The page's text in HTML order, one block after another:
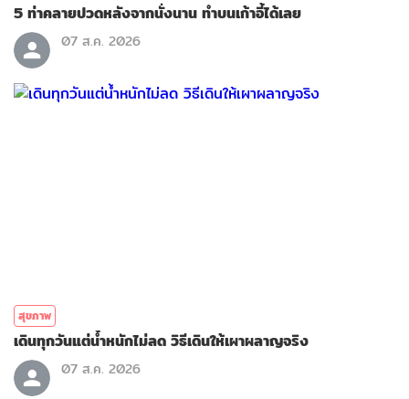
5 ท่าคลายปวดหลังจากนั่งนาน ทำบนเก้าอี้ได้เลย
07 ส.ค. 2026
สุขภาพ
เดินทุกวันแต่น้ำหนักไม่ลด วิธีเดินให้เผาผลาญจริง
07 ส.ค. 2026